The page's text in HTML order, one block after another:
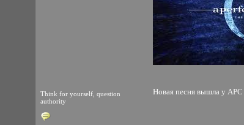
Think for yourself, question
authority
Новая песня вышла у АРС